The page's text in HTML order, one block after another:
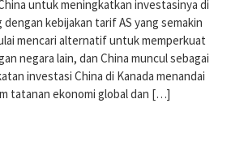
untuk meningkatkan investasinya di
kebijakan tarif AS yang semakin
mencari alternatif untuk memperkuat
negara lain, dan China muncul sebagai
investasi China di Kanada menandai
tatanan ekonomi global dan […]